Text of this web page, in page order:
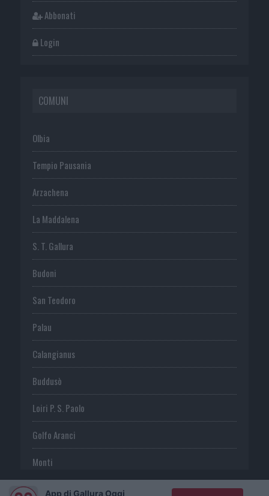
Abbonati
Login
COMUNI
Olbia
Tempio Pausania
Arzachena
La Maddalena
S. T. Gallura
Budoni
San Teodoro
Palau
Calangianus
Buddusò
Loiri P. S. Paolo
Golfo Aranci
Monti
TeltiApp di Gallura Oggi